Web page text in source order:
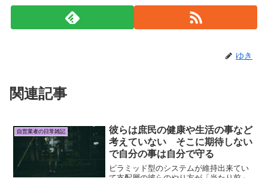
ゆき
関連記事
自営業者の日常雑記
彼らは庶民の健康や生活の事など
考えていない そこに期待しない
で自分の事は自分で守る
ピラミッド型のシステムが維持出来てい